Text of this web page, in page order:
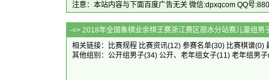
注意：本站内容与下面百度广告无关 微信:dpxqcom QQ号
-=> 2018年全国象棋业余棋王赛浙江赛
相关链接：
比赛规程 比赛资讯(12) 参赛名单(30) 比赛棋谱(0)
其他组别： 公开组男子(34) 公开、老年组女子(11) 老年组男子